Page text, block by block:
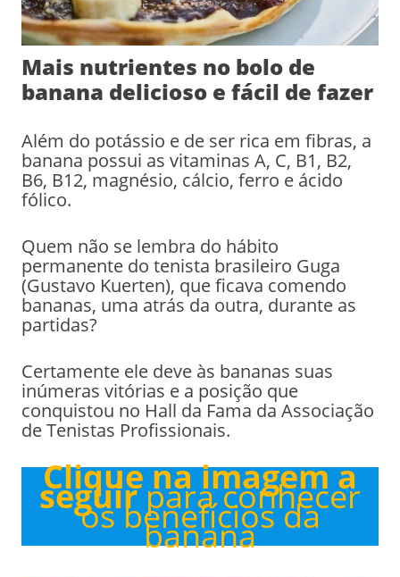
Mais nutrientes no bolo de
banana delicioso e fácil de fazer
Além do potássio e de ser rica em fibras, a
banana possui as vitaminas A, C, B1, B2,
B6, B12, magnésio, cálcio, ferro e ácido
fólico.
Quem não se lembra do hábito
permanente do tenista brasileiro Guga
(Gustavo Kuerten), que ficava comendo
bananas, uma atrás da outra, durante as
partidas?
Certamente ele deve às bananas suas
inúmeras vitórias e a posição que
conquistou no Hall da Fama da Associação
de Tenistas Profissionais.
Clique na imagem a
seguirpara conhecer
os benefícios da
banana